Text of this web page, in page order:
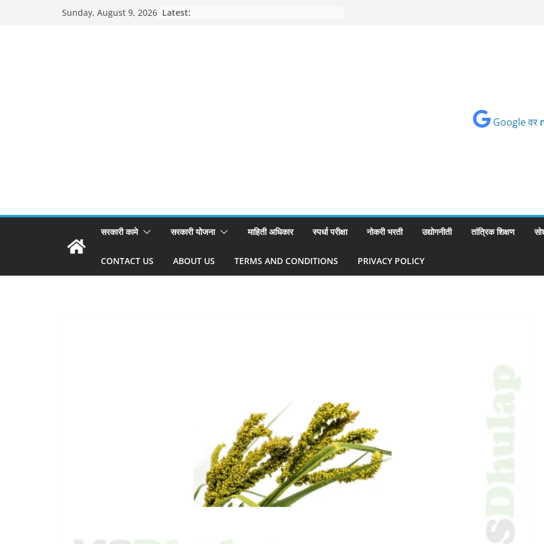
Sunday, August 9, 2026 Latest:
Google वर
सरकारी कामे सरकारी योजना माहिती अधिकार स्पर्धा परीक्षा नोकरी भरती उद्योगनीती तांत्रिक शिक्षण
CONTACT US ABOUT US TERMS AND CONDITIONS PRIVACY POLICY